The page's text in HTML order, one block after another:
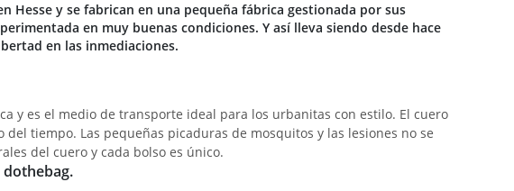
Hesse y se fabrican en una pequeña fábrica gestionada por sus
en muy buenas condiciones. Y así lleva siendo desde hace
en las inmediaciones.
y es el medio de transporte ideal para los urbanitas con estilo. El cuero
tiempo. Las pequeñas picaduras de mosquitos y las lesiones no se
del cuero y cada bolso es único.